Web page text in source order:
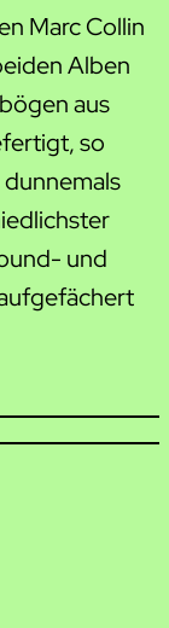
Marc Collin
Alben
aus
so
und